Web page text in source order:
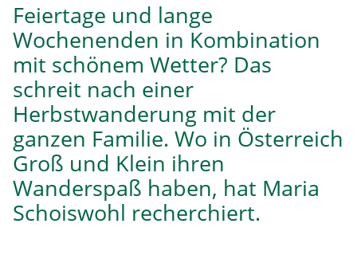
Feiertage und lange
Wochenenden in Kombination
mit schönem Wetter? Das
schreit nach einer
Herbstwanderung mit der
ganzen Familie. Wo in Österreich
Groß und Klein ihren
Wanderspaß haben, hat Maria
Schoiswohl recherchiert.